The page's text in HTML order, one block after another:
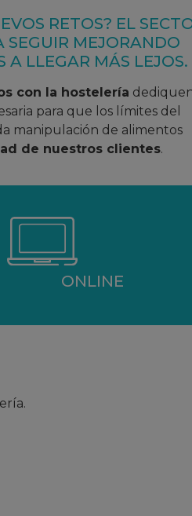
RETOS? EL
SEGUIR MEJORANDO
A LLEGAR MÁS LEJOS.
con la hostelería
para que los límites del
manipulación de alimentos
de nuestros clientes.
ONLINE